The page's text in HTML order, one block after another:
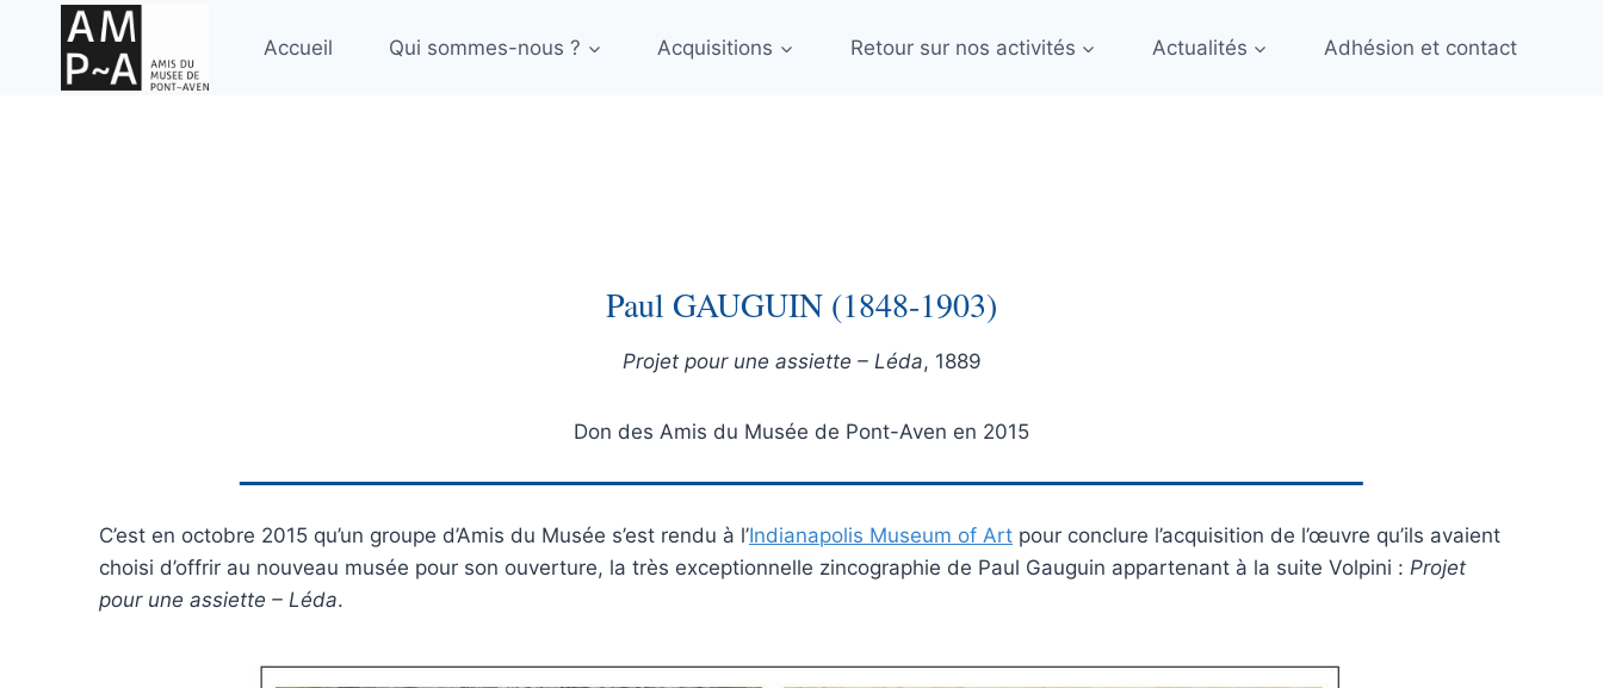
contenu
Accueil Qui sommes-nous ? Acquisitions Retour sur nos activités Actualités Adhésion et contact
Paul GAUGUIN (1848-1903)
Projet pour une assiette – Léda, 1889
Don des Amis du Musée de Pont-Aven en 2015
C’est en octobre 2015 qu’un groupe d’Amis du Musée s’est rendu à l’Indianapolis Museum of Art pour conclure l’acquisition de l’œuvre qu’ils avaient
choisi d’offrir au nouveau musée pour son ouverture, la très exceptionnelle zincographie de Paul Gauguin appartenant à la suite Volpini : Projet
pour une assiette – Léda.